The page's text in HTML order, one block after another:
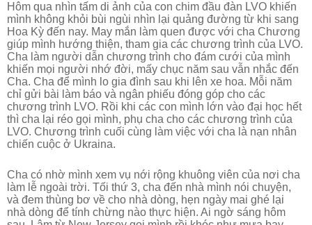
Hôm qua nhìn tấm di ảnh của con chim đầu đàn LVO khiến
mình không khỏi bùi ngùi nhìn lại quảng đường từ khi sang
Hoa Kỳ đến nay. May mắn làm quen được với cha Chương
giúp mình hướng thiện, tham gia các chương trình của LVO.
Cha làm người dẫn chương trình cho đám cưới của mình
khiến mọi người nhớ đời, mấy chục năm sau vẫn nhắc đến
Cha. Cha để mình lo gia đình sau khi lên xe hoa. Mỗi năm
chỉ gửi bài làm báo và ngân phiếu đóng góp cho các
chương trình LVO. Rồi khi các con mình lớn vào đại học hết
thì cha lại réo gọi mình, phụ cha cho các chương trình của
LVO. Chương trình cuối cùng làm việc với cha là nạn nhân
chiến cuộc ở Ukraina.
Cha có nhờ mình xem vụ nới rộng khuông viên của nơi cha
làm lễ ngoài trời. Tối thứ 3, cha đến nhà mình nói chuyện,
và đem thùng bơ về cho nhà dòng, hẹn ngày mai ghé lại
nhà dòng để tính chừng nào thực hiện. Ai ngờ sáng hôm